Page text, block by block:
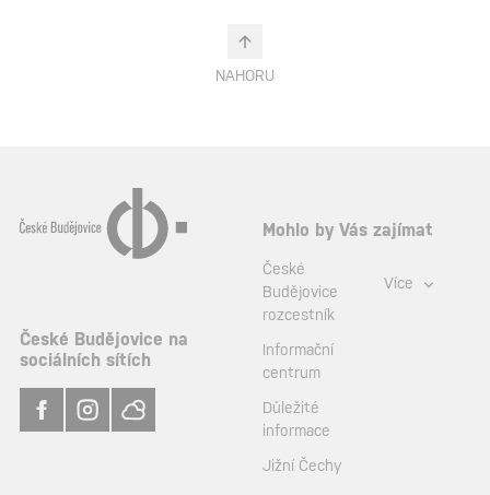
NAHORU
České Budějovice na
sociálních sítích
Mohlo by Vás zajímat
České
Budějovice
rozcestník
Informační
centrum
Důležité
informace
Jižní Čechy
Více